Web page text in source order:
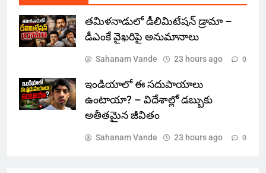
తమిళనాడులో డీలిమిటేషన్ డ్రామా –
డీఎంకే వైఖరిపై అనుమానాలు
Sahanam Vande 23 hours ago 0
ఇండియాలో‌ ఈ సదుపాయాలు
ఉంటాయా? – విదేశాల్లో డబ్బుకు
అతీతమైన జీవితం
Sahanam Vande 23 hours ago 0